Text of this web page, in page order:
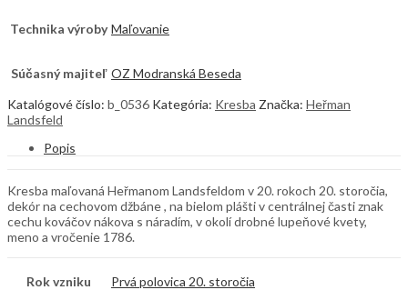
Technika výroby Maľovanie
Súčasný majiteľ OZ Modranská Beseda
Katalógové číslo: b_0536 Kategória: Kresba Značka: Heřman
Landsfeld
Popis
Kresba maľovaná Heřmanom Landsfeldom v 20. rokoch 20. storočia,
dekór na cechovom džbáne , na bielom plášti v centrálnej časti znak
cechu kováčov nákova s náradím, v okolí drobné lupeňové kvety,
meno a vročenie 1786.
Rok vzniku Prvá polovica 20. storočia